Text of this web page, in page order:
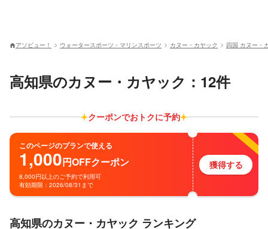
アソビュー！ ウォータースポーツ・マリンスポーツ カヌー・カヤック 四国 カヌー・
高知県のカヌー・カヤック：12件
クーポンでおトクに予約
このページのプランで使える
1,000円OFFクーポン
8,000円以上のご予約で利用可
有効期限：2026/08/31まで
獲得する
高知県のカヌー・カヤック ランキング